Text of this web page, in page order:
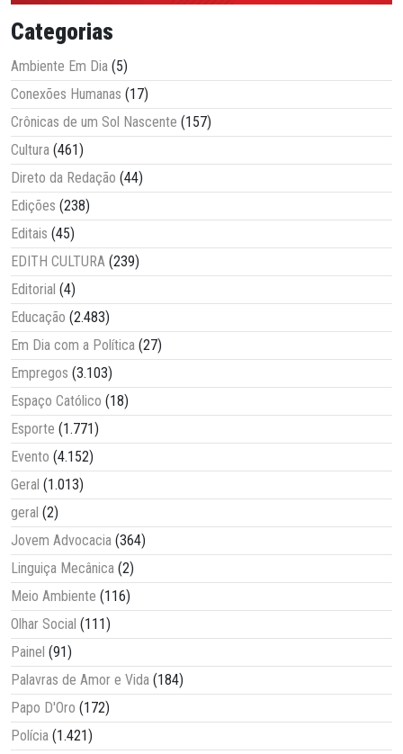
Categorias
Ambiente Em Dia (5)
Conexões Humanas (17)
Crônicas de um Sol Nascente (157)
Cultura (461)
Direto da Redação (44)
Edições (238)
Editais (45)
EDITH CULTURA (239)
Editorial (4)
Educação (2.483)
Em Dia com a Política (27)
Empregos (3.103)
Espaço Católico (18)
Esporte (1.771)
Evento (4.152)
Geral (1.013)
geral (2)
Jovem Advocacia (364)
Linguiça Mecânica (2)
Meio Ambiente (116)
Olhar Social (111)
Painel (91)
Palavras de Amor e Vida (184)
Papo D'Oro (172)
Polícia (1.421)